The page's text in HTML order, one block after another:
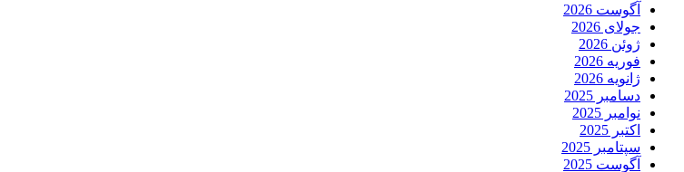
آگوست 2026
جولای 2026
ژوئن 2026
فوریه 2026
ژانویه 2026
دسامبر 2025
نوامبر 2025
اکتبر 2025
سپتامبر 2025
آگوست 2025